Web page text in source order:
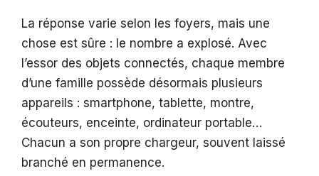
La réponse varie selon les foyers, mais une
chose est sûre : le nombre a explosé. Avec
l’essor des objets connectés, chaque membre
d’une famille possède désormais plusieurs
appareils : smartphone, tablette, montre,
écouteurs, enceinte, ordinateur portable…
Chacun a son propre chargeur, souvent laissé
branché en permanence.